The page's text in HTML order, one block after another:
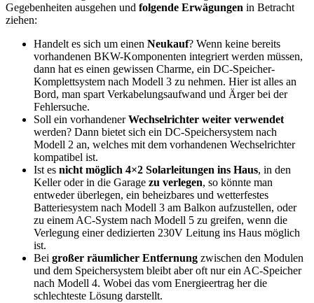
Gegebenheiten ausgehen und folgende Erwägungen in Betracht
ziehen:
Handelt es sich um einen Neukauf? Wenn keine bereits
vorhandenen BKW-Komponenten integriert werden müssen,
dann hat es einen gewissen Charme, ein DC-Speicher-
Komplettsystem nach Modell 3 zu nehmen. Hier ist alles an
Bord, man spart Verkabelungsaufwand und Ärger bei der
Fehlersuche.
Soll ein vorhandenerWechselrichter weiter verwendet
werden? Dann bietet sich ein DC-Speichersystem nach
Modell 2 an, welches mit dem vorhandenen Wechselrichter
kompatibel ist.
Ist es nicht möglich 4×2 Solarleitungen ins Haus, in den
Keller oder in die Garage zu verlegen, so könnte man
entweder überlegen, ein beheizbares und wetterfestes
Batteriesystem nach Modell 3 am Balkon aufzustellen, oder
zu einem AC-System nach Modell 5 zu greifen, wenn die
Verlegung einer dedizierten 230V Leitung ins Haus möglich
ist.
Bei großer räumlicher Entfernung zwischen den Modulen
und dem Speichersystem bleibt aber oft nur ein AC-Speicher
nach Modell 4. Wobei das vom Energieertrag her die
schlechteste Lösung darstellt.